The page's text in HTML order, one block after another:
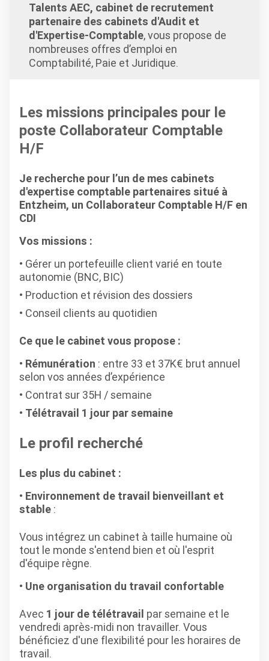
Talents AEC, cabinet de recrutement
partenaire des cabinets d'Audit et
d'Expertise-Comptable, vous propose de
nombreuses offres d’emploi en
Comptabilité, Paie et Juridique.
Les missions principales pour le
poste Collaborateur Comptable
H/F
Je recherche pour l’un de mes cabinets
d'expertise comptable partenaires situé à
Entzheim, un Collaborateur Comptable H/F en
CDI
Vos missions :
Gérer un portefeuille client varié en toute
autonomie (BNC, BIC)
Production et révision des dossiers
Conseil clients au quotidien
Ce que le cabinet vous propose :
Rémunération : entre 33 et 37K€ brut annuel
selon vos années d’expérience
Contrat sur 35H / semaine
Télétravail 1 jour par semaine
Le profil recherché
Les plus du cabinet :
Environnement de travail bienveillant et
stable :
Vous intégrez un cabinet à taille humaine où
tout le monde s'entend bien et où l'esprit
d'équipe règne.
Une organisation du travail confortable
Avec 1 jour de télétravail par semaine et le
vendredi après-midi non travailler. Vous
bénéficiez d'une flexibilité pour les horaires de
travail.